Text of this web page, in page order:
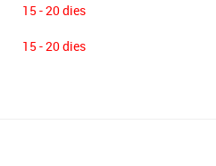
15 - 20 dies
15 - 20 dies